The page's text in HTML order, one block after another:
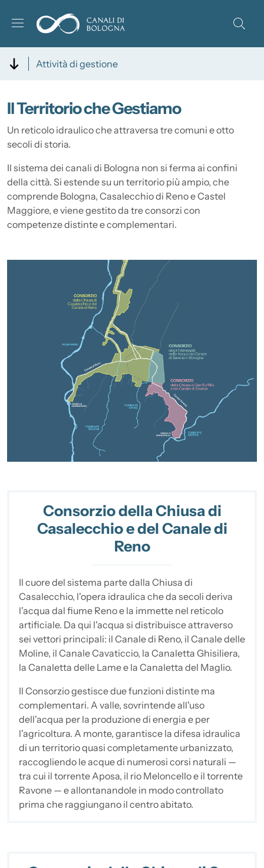
Attività di gestione
Il Territorio che Gestiamo
Descrizione
Un reticolo idraulico che attraversa tre comuni e otto
secoli di storia.
Il sistema dei canali di Bologna non si ferma ai confini
della città. Si estende su un territorio più ampio, che
comprende Bologna, Casalecchio di Reno e Castel
Maggiore, e viene gestito da tre consorzi con
competenze distinte e complementari.
Consorzio della Chiusa di
Casalecchio e del Canale di
Reno
Il cuore del sistema parte dalla Chiusa di
Casalecchio, l'opera idraulica che da secoli deriva
l'acqua dal fiume Reno e la immette nel reticolo
artificiale. Da qui l'acqua si distribuisce attraverso
sei vettori principali: il Canale di Reno, il Canale delle
Moline, il Canale Cavaticcio, la Canaletta Ghisiliera,
la Canaletta delle Lame e la Canaletta del Maglio.
Il Consorzio gestisce due funzioni distinte ma
complementari. A valle, sovrintende all'uso
dell'acqua per la produzione di energia e per
l'agricoltura. A monte, garantisce la difesa idraulica
di un territorio quasi completamente urbanizzato,
raccogliendo le acque di numerosi corsi naturali —
tra cui il torrente Aposa, il rio Meloncello e il torrente
Ravone — e allontanandole in modo controllato
prima che raggiungano il centro abitato.